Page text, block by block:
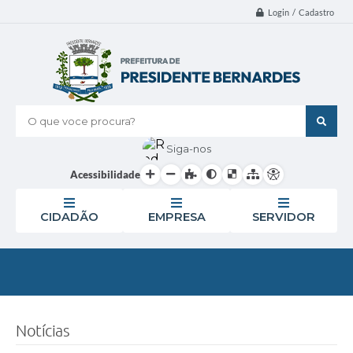
Login / Cadastro
O que voce procura?
Siga-nos
Acessibilidade
CIDADÃO EMPRESA SERVIDOR
Notícias